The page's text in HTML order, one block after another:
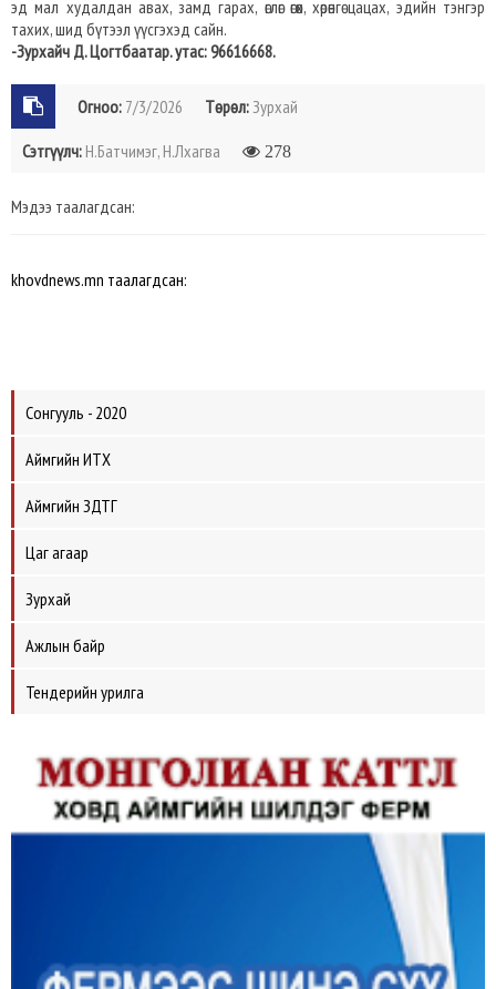
эд мал худалдан авах, замд гарах, өглөг өгөх, хөрөнгө цацах, эдийн тэнгэр
тахих, шид бүтээл үүсгэхэд сайн.
-Зурхайч Д. Цогтбаатар. утас: 96616668.
Огноо: 7/3/2026 Төрөл:Зурхай
Сэтгүүлч: Н.Батчимэг, Н.Лхагва 278
Мэдээ таалагдсан:
khovdnews.mn таалагдсан:
Сонгууль - 2020
Аймгийн ИТХ
Аймгийн ЗДТГ
Цаг агаар
Зурхай
Ажлын байр
Тендерийн урилга